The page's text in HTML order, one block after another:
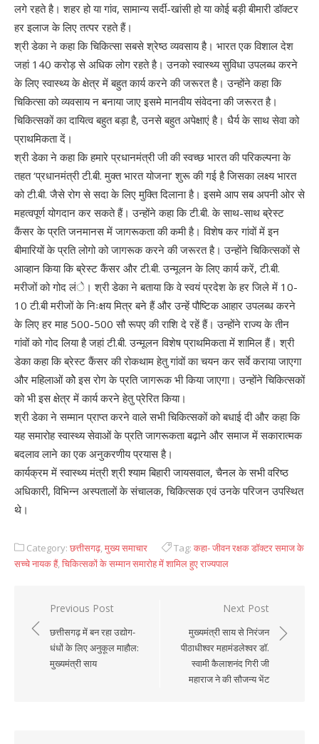
लगे रहते है। शहर हो या गांव, सामान्य सर्दी-खांसी हो या कोई बड़ी बीमारी डॉक्टर
हर इलाज के लिए तत्पर रहते हैं।
श्री डेका ने कहा कि चिकित्सा सबसे श्रेष्ठ व्यवसाय है। भारत एक विशाल देश
जहां 140 करोड़ से अधिक लोग रहते है। उनको स्वास्थ्य सुविधा उपलब्ध करने
के लिए स्वास्थ्य के क्षेत्र में बहुत कार्य करने की जरूरत है। उन्होंने कहा कि
चिकित्सा को व्यवसाय न बनाया जाए इसमे मानवीय संवेदना की जरूरत है।
चिकित्सकों का दायित्व बहुत बड़ा है, उनसे बहुत अपेक्षाएं है। धैर्य के साथ सेवा को
प्राथमिकता दें।
श्री डेका ने कहा कि हमारे प्रधानमंत्री जी की स्वच्छ भारत की परिकल्पना के
तहत ‘प्रधानमंत्री टी.बी. मुक्त भारत योजना‘ शुरू की गई है जिसका लक्ष्य भारत
को टी.बी. जैसे रोग से सदा के लिए मुक्ति दिलाना है। इसमे आप सब अपनी ओर से
महत्वपूर्ण योगदान कर सकते हैं। उन्होंने कहा कि टी.बी. के साथ-साथ ब्रेस्ट
कैंसर के प्रति जनमानस में जागरूकता की कमी है। विशेष कर गांवों में इन
बीमारियों के प्रति लोगो को जागरूक करने की जरूरत है। उन्होंने चिकित्सकों से
आव्हान किया कि ब्रेस्ट कैंसर और टी.बी. उन्मूलन के लिए कार्य करें, टी.बी.
मरीजों को गोद लंे। श्री डेका ने बताया कि वे स्वयं प्रदेश के हर जिले में 10-
10 टी.बी मरीजों के निःक्षय मित्र बने हैं और उन्हें पौष्टिक आहार उपलब्ध करने
के लिए हर माह 500-500 सौ रूपए की राशि दे रहें हैं। उन्होंने राज्य के तीन
गांवों को गोद लिया है जहां टी.बी. उन्मूलन विशेष प्राथमिकता में शामिल हैं। श्री
डेका कहा कि ब्रेस्ट कैंसर की रोकथाम हेतु गांवों का चयन कर सर्वे कराया जाएगा
और महिलाओं कोे इस रोग के प्रति जागरूक भी किया जाएगा। उन्होंने चिकित्सकों
को भी इस क्षेत्र में कार्य करने हेतु प्रेरित किया।
श्री डेका ने सम्मान प्राप्त करने वाले सभी चिकित्सकों को बधाई दी और कहा कि
यह समारोह स्वास्थ्य सेवाओं के प्रति जागरूकता बढ़ाने और समाज में सकारात्मक
बदलाव लाने का एक अनुकरणीय प्रयास है।
कार्यक्रम में स्वास्थ्य मंत्री श्री श्याम बिहारी जायसवाल, चैनल के सभी वरिष्ठ
अधिकारी, विभिन्न अस्पतालों के संचालक, चिकित्सक एवं उनके परिजन उपस्थित
थे।
Category: छत्तीसगढ़,मुख्य समाचार Tag: कहा- जीवन रक्षक डॉक्टर समाज के
सच्चे नायक हैं,चिकित्सकों के सम्मान समारोह में शामिल हुए राज्यपाल
Post
navigation
Previous Post
छत्तीसगढ़ में बन रहा उद्योग-
धंधों के लिए अनुकूल माहौल:
मुख्यमंत्री साय
Next Post
मुख्यमंत्री साय से निरंजन
पीठाधीश्वर महामंडलेश्वर डॉ.
स्वामी कैलाशनंद गिरी जी
महाराज ने की सौजन्य भेंट